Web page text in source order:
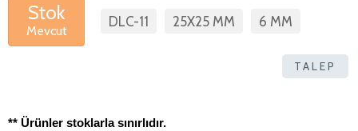
Stok
Mevcut
DLC-11 25X25 MM 6 MM
TALEP
** Ürünler stoklarla sınırlıdır.